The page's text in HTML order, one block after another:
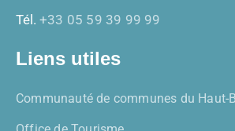
Tél. +33 05 59 39 99 99
Liens utiles
Communauté de communes du Haut-